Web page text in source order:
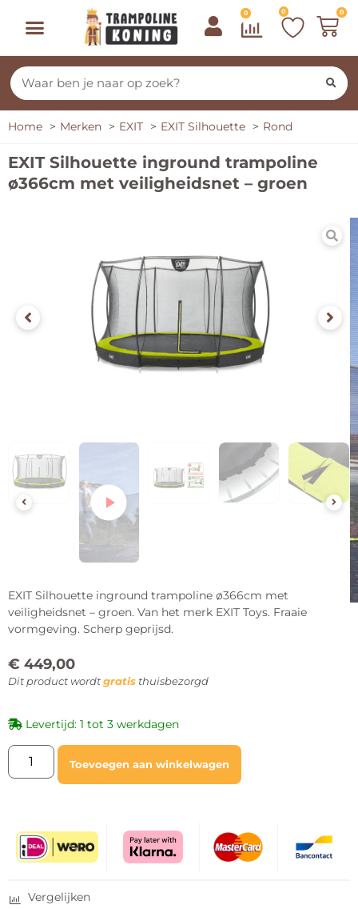
0 0 0
Home Merken EXIT EXIT Silhouette Rond
EXIT Silhouette inground trampoline
ø366cm met veiligheidsnet – groen
EXIT Silhouette inground trampoline ø366cm met
veiligheidsnet – groen. Van het merk EXIT Toys. Fraaie
vormgeving. Scherp geprijsd.
€ 449,00
Dit product wordt gratis thuisbezorgd
Levertijd: 1 tot 3 werkdagen
Toevoegen aan winkelwagen
Vergelijken